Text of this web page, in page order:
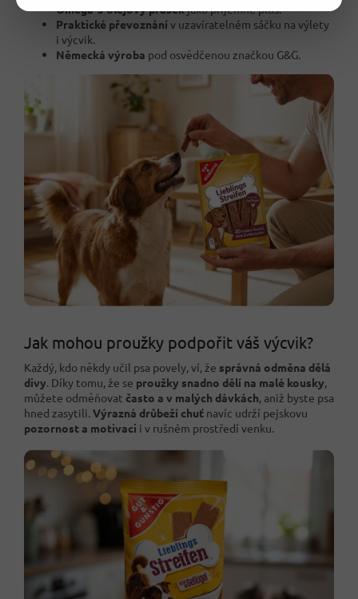
Omega-3 olejový prášekjako příjemné plus.
Praktické převoznání v uzavíratelném sáčku na výlety
i výcvik.
Německá výroba pod osvědčenou značkou G&G.
Jak mohou proužky podpořit váš výcvik?
Každý, kdo někdy učil psa povely, ví, že správná odměna dělá
divy. Díky tomu, že se proužky snadno dělí na malé kousky,
můžete odměňovat často a v malých dávkách, aniž byste psa
hned zasytili.Výrazná drůbeží chuť navíc udrží pejskovu
pozornost a motivaci i v rušném prostředí venku.